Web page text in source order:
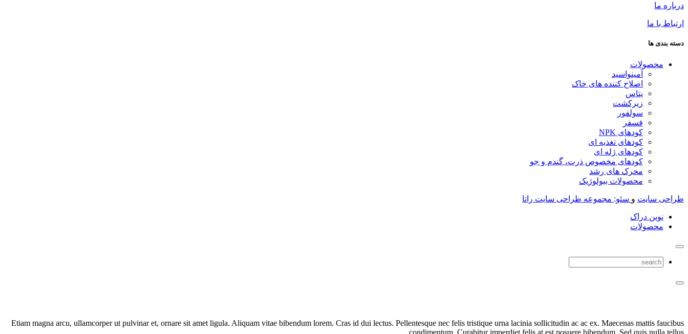
درباره ما
ارتباط با ما
دسته بندی ها
محصولات
آمینواسید
اصلاح کننده های خاک
پتاس
زیرکشت
سولفور
فسفر
کودهای NPK
کودهای تغذیه ای
کودهای ژله ای
کودهای مخصوص ذرت، گندم و جو
محرک های رشد
محصولات بیولوژیک
طراحی سایت و سئو: مجموعه طراحی سایت راتا
نوین دراک
محصولات
Etiam magna arcu, ullamcorper ut pulvinar et, ornare sit amet ligula. Aliquam vitae bibendum lorem. Cras id dui lectus. Pellentesque nec felis tristique urna lacinia sollicitudin ac ac ex. Maecenas mattis faucibus
condimentum. Curabitur imperdiet felis at est posuere bibendum. Sed quis nulla tellus.